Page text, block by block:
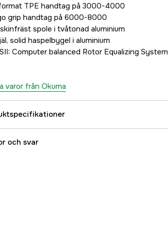
TPE handtag på 3000-4000
grip handtag på 6000-8000
spole i tvåtonad aluminium
solid haspelbygel i aluminium
Computer balanced Rotor Equalizing System
varor från Okuma
och svar